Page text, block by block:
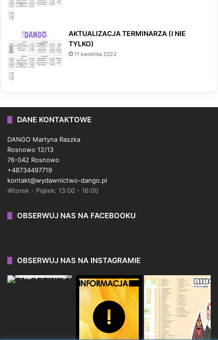
AKTUALIZACJA TERMINARZA (I NIE
TYLKO)
11 kwietnia 2022
DANE KONTAKTOWE
DANGO Martyna Raszka
Rosnowo 12/13
76-042 Rosnowo
+48734497719
kontakt@wydawnictwo-dango.pl
Wtorek - Piątek: 13:00 - 16:00
OBSERWUJ NAS NA FACEBOOKU
OBSERWUJ NAS NA INSTAGRAMIE